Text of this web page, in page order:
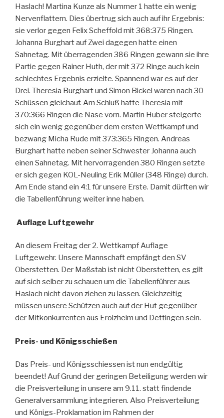
Haslach! Martina Kunze als Nummer 1 hatte ein wenig
Nervenflattern. Dies übertrug sich auch auf ihr Ergebnis:
sie verlor gegen Felix Scheffold mit 368:375 Ringen.
Johanna Burghart auf Zwei dagegen hatte einen
Sahnetag. Mit überragenden 386 Ringen gewann sie ihre
Partie gegen Rainer Huth, der mit 372 Ringe auch kein
schlechtes Ergebnis erzielte. Spannend war es auf der
Drei. Theresia Burghart und Simon Bickel waren nach 30
Schüssen gleichauf. Am Schluß hatte Theresia mit
370:366 Ringen die Nase vorn. Martin Huber steigerte
sich ein wenig gegenüber dem ersten Wettkampf und
bezwang Micha Rude mit 373:365 Ringen. Andreas
Burghart hatte neben seiner Schwester Johanna auch
einen Sahnetag. Mit hervorragenden 380 Ringen setzte
er sich gegen KOL-Neuling Erik Müller (348 Ringe) durch.
Am Ende stand ein 4:1 für unsere Erste. Damit dürften wir
die Tabellenführung weiter inne haben.
Auflage Luftgewehr
An diesem Freitag der 2. Wettkampf Auflage
Luftgewehr. Unsere Mannschaft empfängt den SV
Oberstetten. Der Maßstab ist nicht Oberstetten, es gilt
auf sich selber zu schauen um die Tabellenführer aus
Haslach nicht davon ziehen zu lassen. Gleichzeitig
müssen unsere Schützen auch auf der Hut gegenüber
der Mitkonkurrenten aus Erolzheim und Dettingen sein.
Preis- und Königsschießen
Das Preis- und Königsschiessen ist nun endgültig
beendet! Auf Grund der geringen Beteiligung werden wir
die Preisverteilung in unsere am 9.11. statt findende
Generalversammlung integrieren. Also Preisverteilung
und Königs-Proklamation im Rahmen der